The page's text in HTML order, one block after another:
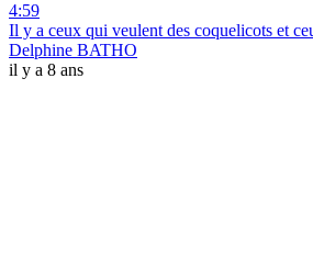
4:59
Il y a ceux qui veulent des coquelicots et
Delphine BATHO
il y a 8 ans